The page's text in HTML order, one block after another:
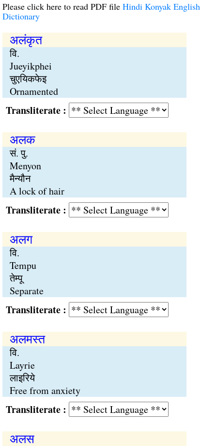
Please click here to read PDF file Hindi Konyak English
Dictionary
अलंकृत
वि.
Jueyikphei
चुएयिकफेइ
Ornamented
:
अलक
सं. पु.
Menyon
मैन्यौन
A lock of hair
:
अलग
वि.
Tempu
तेम्पू
Separate
:
अलमस्त
वि.
Layrie
लाइरिये
Free from anxiety
:
अलस